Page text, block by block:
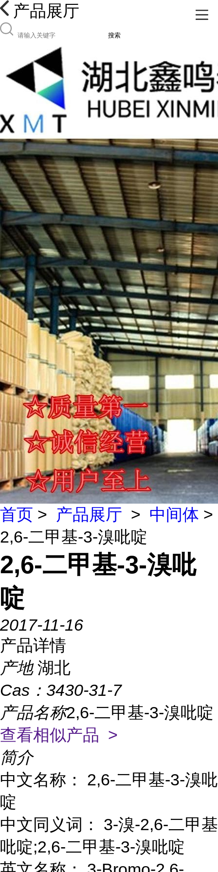
产品展厅
搜索
首页 > 产品展厅 > 中间体 >
2,6-二甲基-3-溴吡啶
2,6-二甲基-3-溴吡
啶
2017-11-16
产品详情
产地 湖北
Cas： 3430-31-7
产品名称2,6-二甲基-3-溴吡啶
查看相似产品 >
简介
中文名称： 2,6-二甲基-3-溴吡
啶
中文同义词： 3-溴-2,6-二甲基
吡啶;2,6-二甲基-3-溴吡啶